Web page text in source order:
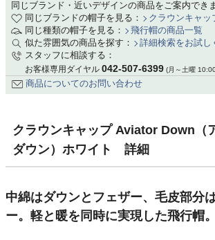
同じブランド・近いデザインの商品をご案内できま
同じブランドの帽子を見る：
クラウンキャッ
同じ種類の帽子を見る：
飛行帽の商品一覧
似た雰囲気の商品を探す：
詳細検索をお試し
スタッフに相談する：
お客様専用ダイヤル 042-507-6399 (月～土曜
商品についてのお問い合わせ
クラウンキャップ Aviator Down（
ダウン）ホワイト 詳細
中綿はダウンとフェザー、毛皮部分
ー。軽と暖を同時に実現した飛行帽。